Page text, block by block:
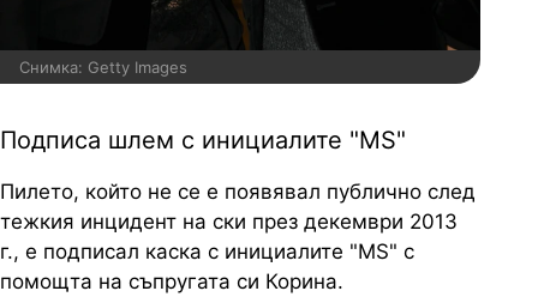
Снимка: Getty Images
Подписа шлем с инициалите "MS"
Пилето, който не се е появявал публично след
тежкия инцидент на ски през декември 2013
г., е подписал каска с инициалите "MS" с
помощта на съпругата си Корина.